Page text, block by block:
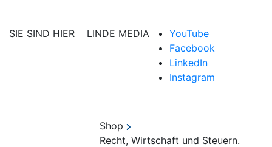
SIE SIND HIER LINDE MEDIA
YouTube
Facebook
LinkedIn
Instagram
Shop
Recht, Wirtschaft und Steuern.